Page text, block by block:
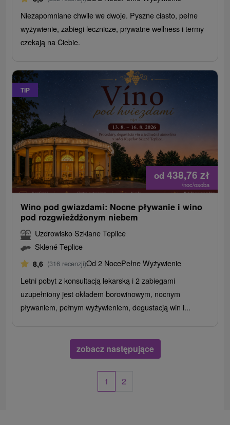
Niezapomniane chwile we dwoje. Pyszne ciasto, pełne
wyżywienie, zabiegi lecznicze, prywatne wellness i termy
czekają na Ciebie.
TIP
od 438,76 zł
/noc/osoba
Wino pod gwiazdami: Nocne pływanie i wino
pod rozgwieżdżonym niebem
Uzdrowisko Szklane Teplice
Sklené Teplice
8,6 (316 recenzji)Od 2 NocePełne Wyżywienie
Letni pobyt z konsultacją lekarską i 2 zabiegami
uzupełniony jest okładem borowinowym, nocnym
pływaniem, pełnym wyżywieniem, degustacją win i...
zobacz następujące
1 2